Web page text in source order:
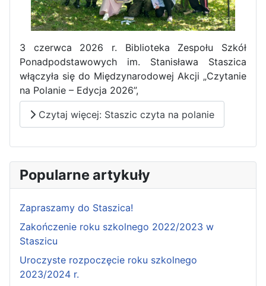
w Portugalii za nami!
3 czerwca 2026 r. Biblioteka Zespołu Szkół
Ponadpodstawowych im. Stanisława Staszica
włączyła się do Międzynarodowej Akcji „Czytanie
na Polanie – Edycja 2026”,
Czytaj więcej: Staszic czyta na polanie
Popularne artykuły
Zapraszamy do Staszica!
Zakończenie roku szkolnego 2022/2023 w
Staszicu
Uroczyste rozpoczęcie roku szkolnego
2023/2024 r.